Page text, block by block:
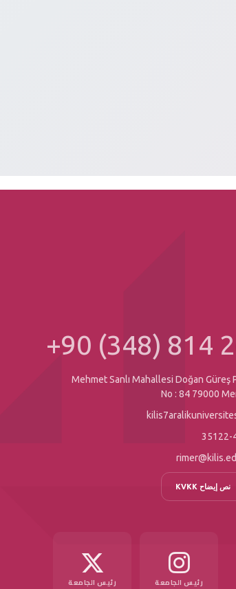
+90 (348) 814
Mehmet Sanlı Mahallesi Doğan Güreş
No : 84 79000
35122-
نص إيضاح KVKK
رئيس الجامعة رئيس الجامعة